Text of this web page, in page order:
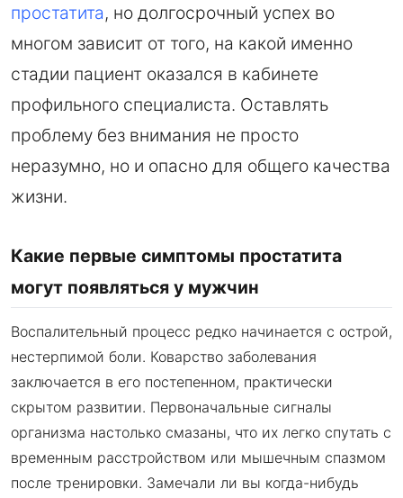
простатита, но долгосрочный успех во
многом зависит от того, на какой именно
стадии пациент оказался в кабинете
профильного специалиста. Оставлять
проблему без внимания не просто
неразумно, но и опасно для общего качества
жизни.
Какие первые симптомы простатита
могут появляться у мужчин
Воспалительный процесс редко начинается с острой,
нестерпимой боли. Коварство заболевания
заключается в его постепенном, практически
скрытом развитии. Первоначальные сигналы
организма настолько смазаны, что их легко спутать с
временным расстройством или мышечным спазмом
после тренировки. Замечали ли вы когда-нибудь